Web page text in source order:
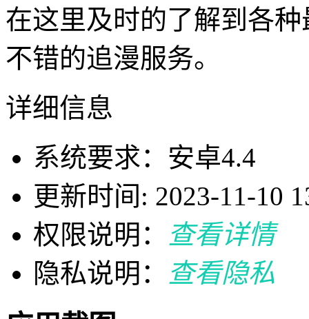
在这里及时的了解到各
不错的追漫服务。
详细信息
系统要求：安卓4.4
更新时间: 2023-11-10
权限说明：
查看详情
隐私说明：
查看隐私